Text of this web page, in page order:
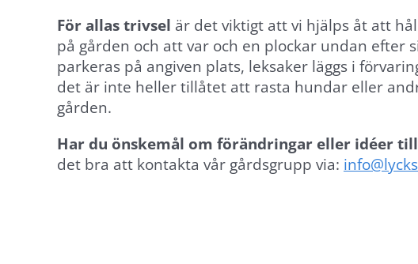
För allas trivsel är det viktigt att vi hjälps åt att
på gården och att var och en plockar undan efter
parkeras på angiven plats, leksaker läggs i
det är inte heller tillåtet att rasta hundar eller
gården.
Har du önskemål om förändringar eller idéer
det bra att kontakta vår gårdsgrupp via:
Nödvändiga
cookies går
inte att välja
bort. De
behövs för
webbplatsen